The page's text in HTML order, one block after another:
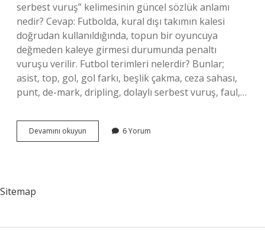
serbest vuruş” kelimesinin güncel sözlük anlamı
nedir? Cevap: Futbolda, kural dışı takımın kalesi
doğrudan kullanıldığında, topun bir oyuncuya
değmeden kaleye girmesi durumunda penaltı
vuruşu verilir. Futbol terimleri nelerdir? Bunlar;
asist, top, gol, gol farkı, beşlik çakma, ceza sahası,
punt, de-mark, dripling, dolaylı serbest vuruş, faul,…
Devamını okuyun Futbolda
Serbest
6 Yorum
Sitemap